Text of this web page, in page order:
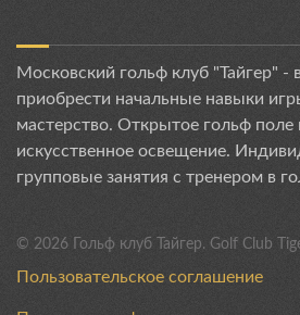
Московский гольф клуб "Тайгер" -
приобрести начальные навыки
мастерство. Открытое гольф
искусственное освещение.
групповые занятия с тренером в
© 2026 Гольф клуб Тайгер. Golf Club
Пользовательское соглашение